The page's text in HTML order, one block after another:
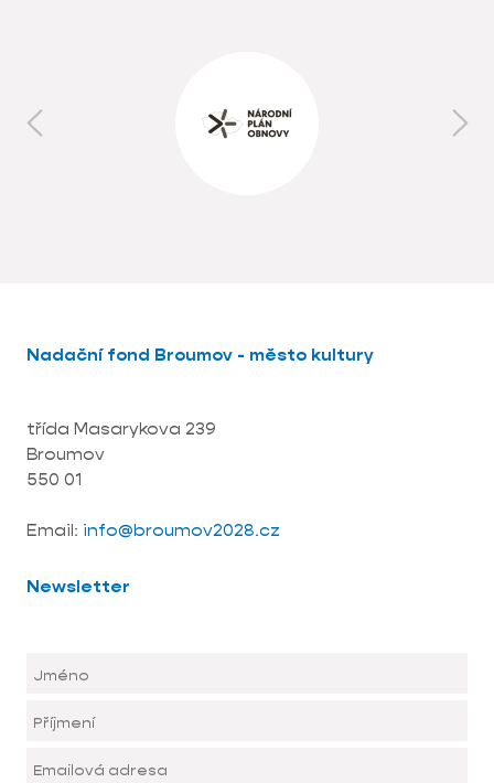
Nadační fond Broumov - město kultury
třída Masarykova 239
Broumov
550 01
Email: info@broumov2028.cz
Newsletter